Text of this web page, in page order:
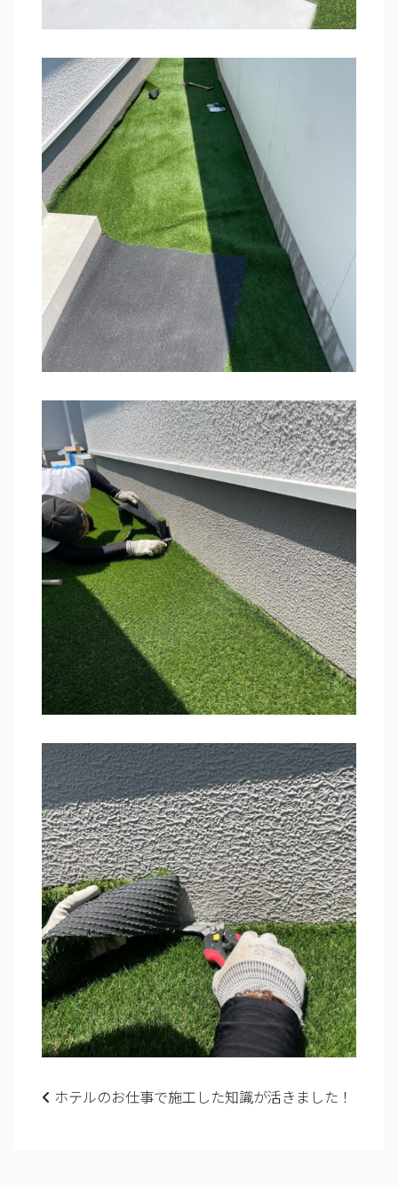
Post navigation
ホテルのお仕事で施工した知識が活きました！